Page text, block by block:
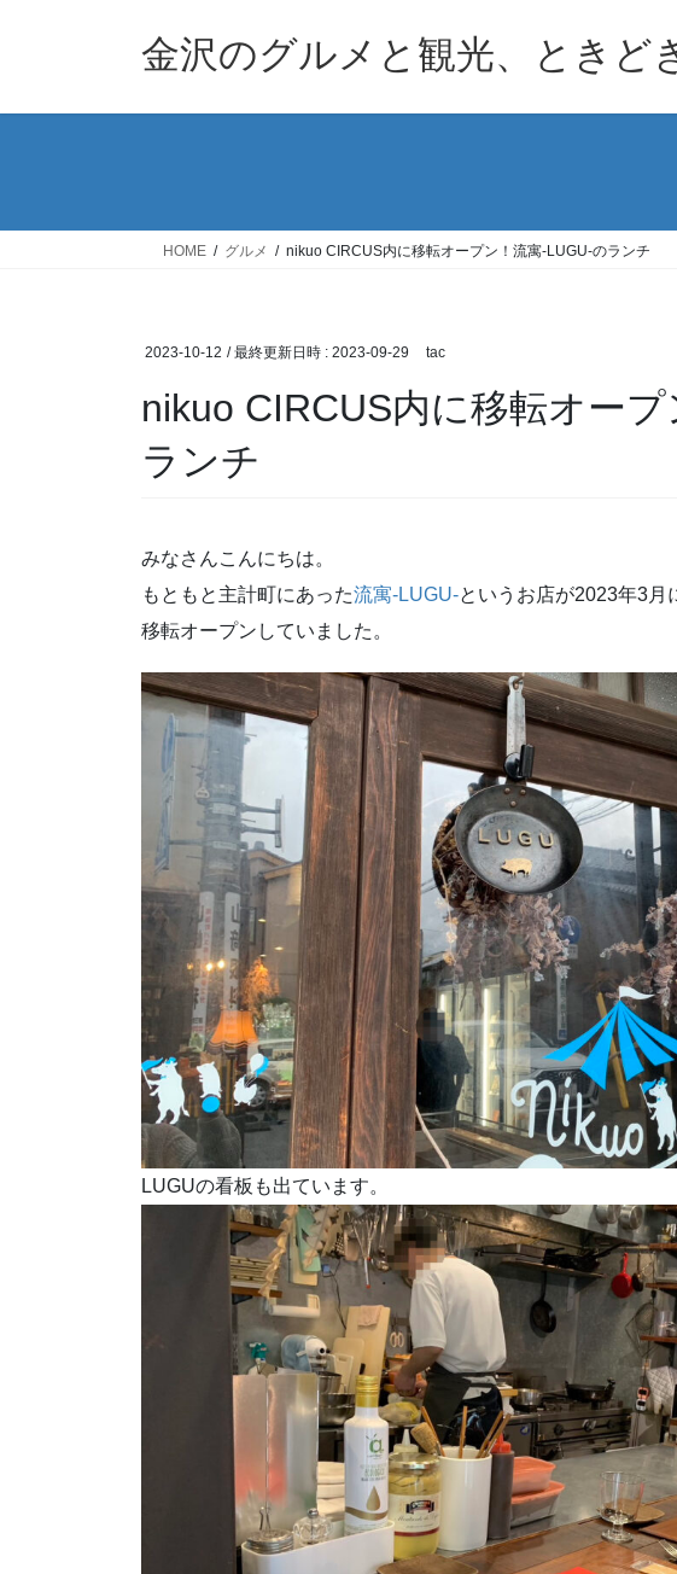
金沢のグルメと観光、ときど
HOME グルメ nikuo CIRCUS内に移転オープン！流寓-LUGU-のランチ
2023-10-12 / 最終更新日時 : 2023-09-29 tac
nikuo CIRCUS内に移転オー
ランチ
みなさんこんにちは。
もともと主計町にあった流寓-LUGU-というお店が2023年3月
移転オープンしていました。
LUGUの看板も出ています。